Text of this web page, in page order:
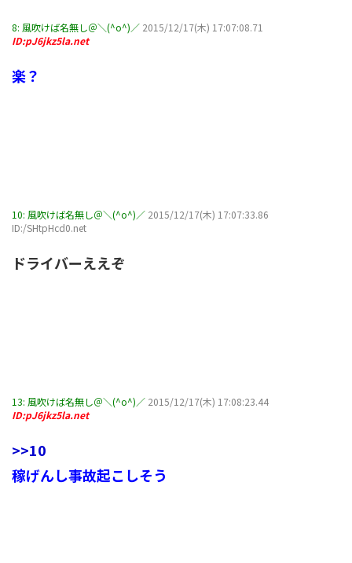
8: 風吹けば名無し＠＼(^o^)／ 2015/12/17(木) 17:07:08.71
ID:pJ6jkz5la.net
楽？
10: 風吹けば名無し＠＼(^o^)／ 2015/12/17(木) 17:07:33.86
ID:/SHtpHcd0.net
ドライバーええぞ
13: 風吹けば名無し＠＼(^o^)／ 2015/12/17(木) 17:08:23.44
ID:pJ6jkz5la.net
>>10
稼げんし事故起こしそう